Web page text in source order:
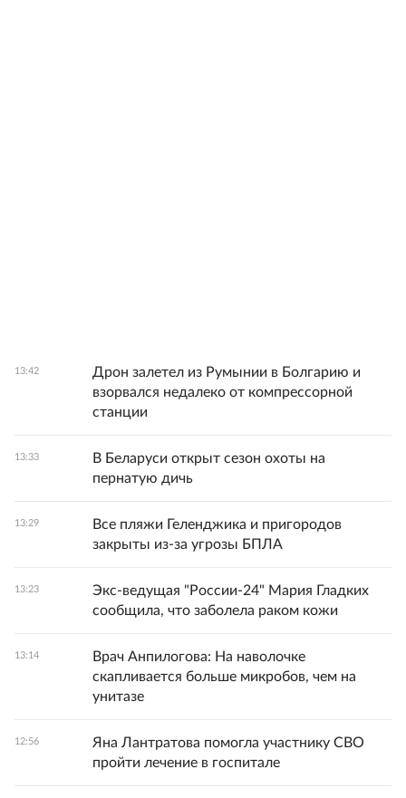
13:42
Дрон залетел из Румынии в Болгарию и
взорвался недалеко от компрессорной
станции
13:33
В Беларуси открыт сезон охоты на
пернатую дичь
13:29
Все пляжи Геленджика и пригородов
закрыты из-за угрозы БПЛА
13:23
Экс-ведущая "России-24" Мария Гладких
сообщила, что заболела раком кожи
13:14
Врач Анпилогова: На наволочке
скапливается больше микробов, чем на
унитазе
12:56
Яна Лантратова помогла участнику СВО
пройти лечение в госпитале